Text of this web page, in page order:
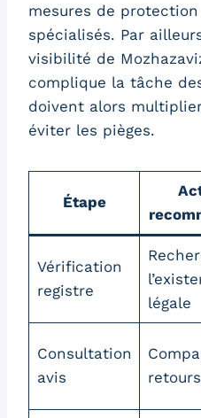
mesures de
spécialisés. Par
visibilité de
complique la tâche
doivent alors
éviter les pièges.
Étape
Vérification
registre
légale
Consultation
avis